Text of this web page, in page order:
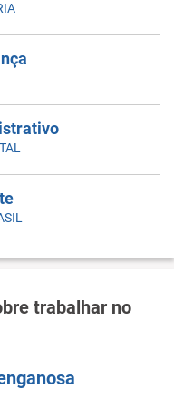
trabalhar no